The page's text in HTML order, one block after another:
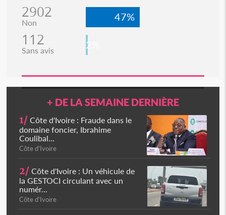
2902
Non 47%
112
Sans avis 2%
+ DE LA SEMAINE DERNIÈRE
1/ Côte d'Ivoire : Fraude dans le
domaine foncier, Ibrahime
Coulibal...
Côte d'Ivoire
2/ Côte d'Ivoire : Un véhicule de
la GESTOCI circulant avec un
numér...
Côte d'Ivoire